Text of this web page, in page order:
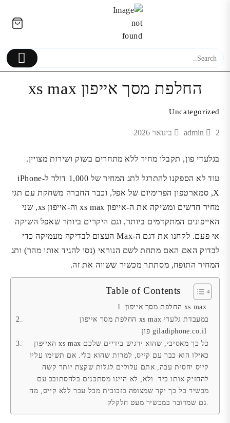
החלפת מסך אייפון xs max
Uncategorized
admin 2 בינואר 2026
בגלעדי פון, תקבלו מחיר ללא מתחרים בשוק ושירות מצויין.
עוד לא הספקנו להתרגל לתג המחיר של 1,000 דולר ל-iPhone
X, סמארטפון הפרימיום של אפל, וכבר החברה משחקת עם תגי
מחיר חדשים ומשיקה את ה-אייפון xs max וה-אייפון xs, שני
האייפונים המתקדמים ביותר, וגם היקרים ביותר שאפל השיקה
אי פעם. לקחנו את דגם ה-Max העצום לבדיקה מעמיקה כדי
לבדוק האם האם מתחת לשם הנוראי (נסו להגיד אותו מהר) ותג
המחיר התופח, מסתתר מכשיר ששווה את זה.
Table of Contents
החלפת מסך אייפון xs max
החלפת מסך אייפון xs max במעבדת גלעדי
פון giladiphone.co.il
האייפון xs max כל כך מאסיבי, שהוא ירגיש בידיים שלכם
כאילו הוא כבר עם קייס, למרות שהוא בלי. אם תשימו עליו
קייס יחסית עבה, אתם עלולים לגלות שקצת יותר קשה
להחזיק אותו ביד. ולא, לא היינו מסתכנים בלהסתובב עם
מכשיר כל כך יקר שמצופה בזכוכית מכל עבר ללא קייס, מה
NFC 256GB 8GB RAM שיאומי